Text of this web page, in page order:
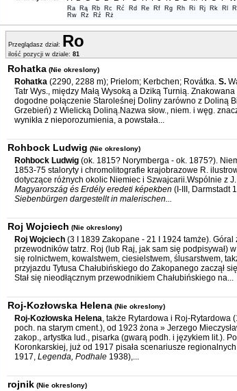
Ra Rą Rb Rc Rć Rd Re Rf Rg Rh Ri Rj Rk Rl
Rw
Rz Rź Rż
Przeglądasz dział: Ro
ilość pozycji w dziale: 81
Rohatka (Nie okreslony)
Rohatka (2290, 2288 m); Prielom; Kerbchen; Rovátka. S.
Tatr Wys., między Małą Wysoką a Dziką Turnią.
dogodne połączenie Staroleśnej Doliny zarówno z Doliną
Grzebień) z Wielicką Doliną.Nazwa słow., niem. i węg.
wynikła z nieporozumienia, a powstała...
Rohbock Ludwig (Nie okreslony)
Rohbock Ludwig (ok. 1815? Norymberga - ok. 1875?).
1853-75 staloryty i chromolitografie krajobrazowe R.
dotyczące różnych okolic Niemiec i Szwajcarii.Wspólnie z
Magyarország és Erdély eredeti képekben (I-III, Darmstadt
Siebenbürgen dargestellt in malerischen...
Roj Wojciech (Nie okreslony)
Roj Wojciech (3 I 1839 Zakopane - 21 I 1924 tamże). Góral
przewodników tatrz. Roj (lub Raj, jak sam się podpisywał)
się rolnictwem, kowalstwem, ciesielstwem, ślusarstwem,
przyjazdu Tytusa Chałubińskiego do Zakopanego zaczął
Stał się nieodłącznym przewodnikiem Chałubińskiego na...
Roj-Kozłowska Helena (Nie okreslony)
Roj-Kozłowska Helena, także Rytardowa i Roj-Rytardowa
poch. na starym cment.), od 1923 żona » Jerzego
zakop., artystka lud., pisarka (gwarą podh. i językiem lit.).
Koronkarskiej, już od 1917 pisała scenariusze
1917, Legenda, Podhale 1938),...
rojnik (Nie okreslony)